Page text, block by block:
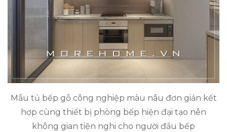
Mẫu tủ bếp gỗ công nghiệp màu nâu đơn giản kết
hợp cùng thiết bị phòng bếp hiện đại tạo nên
không gian tiện nghi cho người đầu bếp